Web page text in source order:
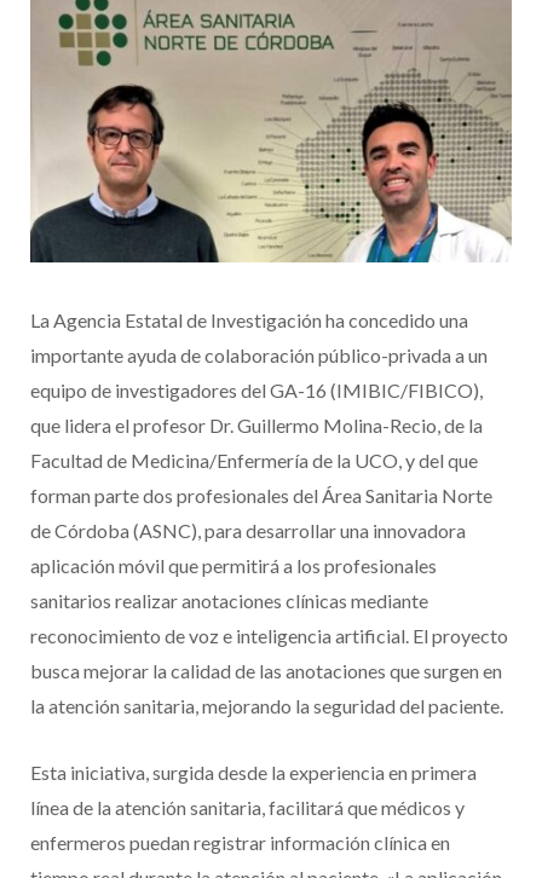
La Agencia Estatal de Investigación ha concedido una
importante ayuda de colaboración público-privada a un
equipo de investigadores del GA-16 (IMIBIC/FIBICO),
que lidera el profesor Dr. Guillermo Molina-Recio, de la
Facultad de Medicina/Enfermería de la UCO, y del que
forman parte dos profesionales del Área Sanitaria Norte
de Córdoba (ASNC), para desarrollar una innovadora
aplicación móvil que permitirá a los profesionales
sanitarios realizar anotaciones clínicas mediante
reconocimiento de voz e inteligencia artificial. El proyecto
busca mejorar la calidad de las anotaciones que surgen en
la atención sanitaria, mejorando la seguridad del paciente.
Esta iniciativa, surgida desde la experiencia en primera
línea de la atención sanitaria, facilitará que médicos y
enfermeros puedan registrar información clínica en